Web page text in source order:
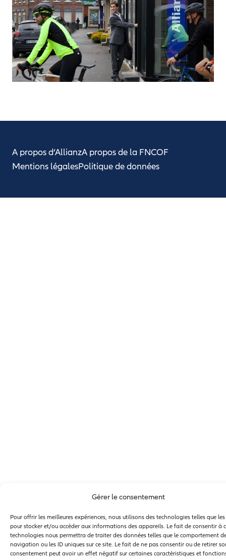
Gérer le consentement
Pour offrir les meilleures expériences, nous utilisons des technologies telles que
pour stocker et/ou accéder aux informations des appareils. Le fait de consentir à
technologies nous permettra de traiter des données telles que le comportement
navigation ou les ID uniques sur ce site. Le fait de ne pas consentir ou de retirer
consentement peut avoir un effet négatif sur certaines caractéristiques et
A propos d’AllianzA propos de la FNCOF
Mentions légalesPolitique de données